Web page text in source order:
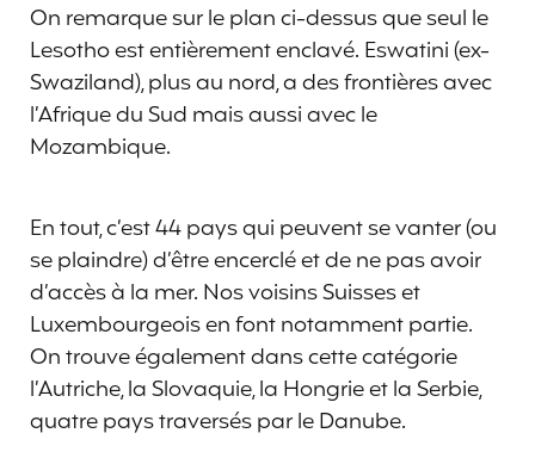
On remarque sur le plan ci-dessus que seul le
Lesotho est entièrement enclavé. Eswatini (ex-
Swaziland), plus au nord, a des frontières avec
l’Afrique du Sud mais aussi avec le
Mozambique.
En tout, c’est 44 pays qui peuvent se vanter (ou
se plaindre) d’être encerclé et de ne pas avoir
d’accès à la mer. Nos voisins Suisses et
Luxembourgeois en font notamment partie.
On trouve également dans cette catégorie
l’Autriche, la Slovaquie, la Hongrie et la Serbie,
quatre pays traversés par le Danube.